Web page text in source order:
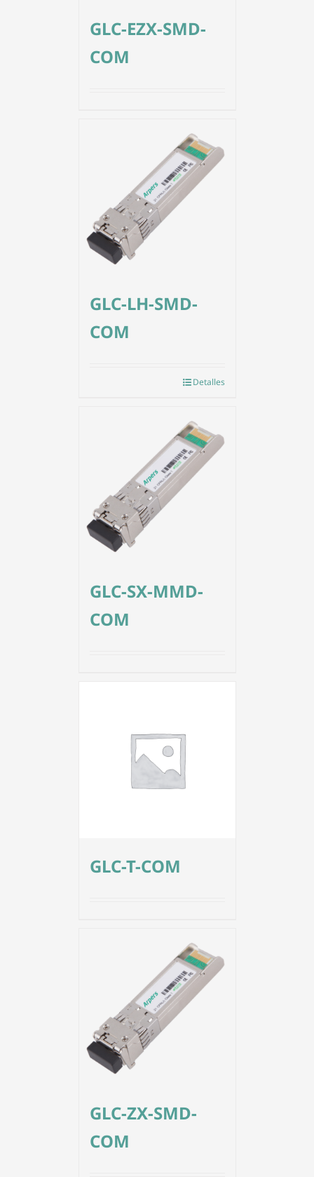
GLC-EZX-SMD-
COM
GLC-LH-SMD-
COM
Detalles
GLC-SX-MMD-
COM
GLC-T-COM
GLC-ZX-SMD-
COM